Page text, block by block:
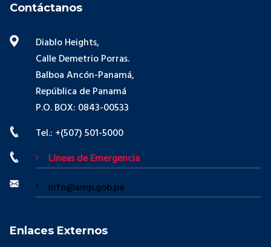
Contáctanos
Diablo Heights,
Calle Demetrio Porras.
Balboa Ancón-Panamá,
República de Panamá
P.O. BOX: 0843-00533
Tel.: +(507) 501-5000
Líneas de Emergencia
info@amp.gob.pa
Enlaces Externos